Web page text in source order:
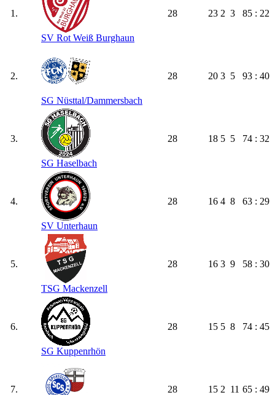
1.
SV Rot Weiß Burghaun
28 23 2 3 85 : 22
2.
SG Nüsttal/​Dammersbach
28 20 3 5 93 : 40
3.
SG Haselbach
28 18 5 5 74 : 32
4.
SV Unterhaun
28 16 4 8 63 : 29
5.
TSG Mackenzell
28 16 3 9 58 : 30
6.
SG Kuppenrhön
28 15 5 8 74 : 45
7. 28 15 2 11 65 : 49